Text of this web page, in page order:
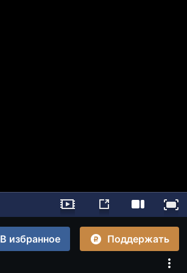
В избранное
Поддержать